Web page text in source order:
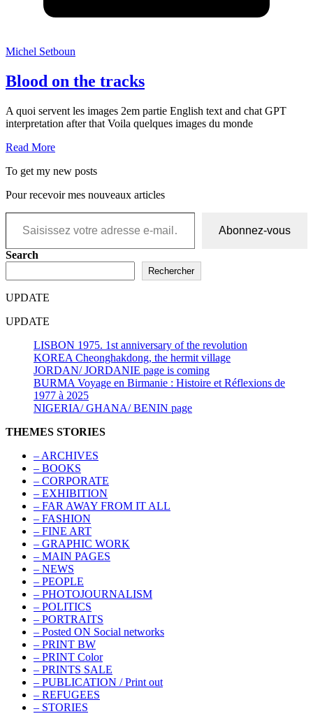
Michel Setboun
Blood on the tracks
A quoi servent les images 2em partie English text and chat GPT
interpretation after that Voila quelques images du monde
Read More
To get my new posts
Pour recevoir mes nouveaux articles
Saisissez votre adresse e-mail…
Abonnez-vous
Search
Rechercher
UPDATE
UPDATE
LISBON 1975. 1st anniversary of the revolution
KOREA Cheonghakdong, the hermit village
JORDAN/ JORDANIE page is coming
BURMA Voyage en Birmanie : Histoire et Réflexions de
1977 à 2025
NIGERIA/ GHANA/ BENIN page
THEMES STORIES
– ARCHIVES
– BOOKS
– CORPORATE
– EXHIBITION
– FAR AWAY FROM IT ALL
– FASHION
– FINE ART
– GRAPHIC WORK
– MAIN PAGES
– NEWS
– PEOPLE
– PHOTOJOURNALISM
– POLITICS
– PORTRAITS
– Posted ON Social networks
– PRINT BW
– PRINT Color
– PRINTS SALE
– PUBLICATION / Print out
– REFUGEES
– STORIES